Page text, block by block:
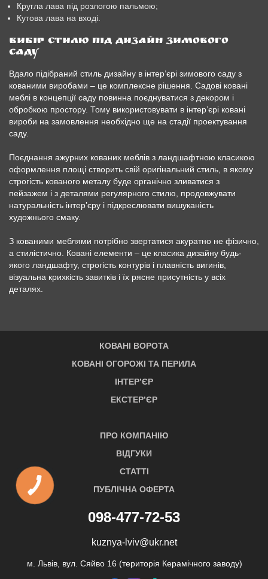
Кругла лава під розлогою пальмою;
Кутова лава на вході.
Вибір стилю під дизайн зимового
саду
Вдало підібраний стиль дизайну в інтер’єрі зимового саду з
кованими виробами – це комплексне рішення. Садові ковані
меблі в концепції саду повинна поєднуватися з декором і
обробкою простору. Тому використовувати в інтер’єрі ковані
вироби на замовлення необхідно ще на стадії проектування
саду.
Поєднання ажурних кованих меблів з ландшафтною класикою
оформлення площі створить свій оригінальний стиль, в якому
строгість кованого металу буде органічно зливатися з
пейзажем і з деталями регулярного стилю, продовжувати
натуральність інтер’єру і підкреслювати вишуканість
художнього смаку.
З кованими меблями потрібно звертатися акуратно не фізично,
а стилістично. Ковані елементи – це класика дизайну будь-
якого ландшафту, строгість контурів і плавність вигинів,
візуальна крихкість завитків і їх рясне присутність у всіх
деталях.
КОВАНІ ВОРОТА
КОВАНІ ОГОРОЖІ ТА ПЕРИЛА
ІНТЕР’ЄР
ЕКСТЕР’ЄР
ПРО КОМПАНІЮ
ВІДГУКИ
СТАТТІ
ПУБЛІЧНА ОФЕРТА
098-477-72-53
kuznya-lviv@ukr.net
м. Львів, вул. Сяйво 16 (територія Керамічного заводу)